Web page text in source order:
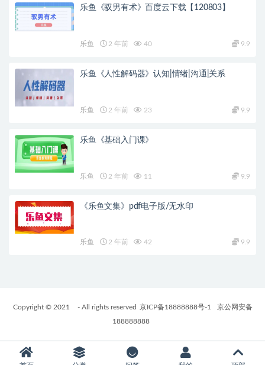
乐鱼《驭男有术》百度云下载【120803】
乐鱼 2 年前 40 9.9
乐鱼《人性解码器》认知|情绪|沟通|关系
乐鱼 2 年前 23 9.9
乐鱼《基础入门课》
乐鱼 2 年前 11 9.9
《乐鱼文集》pdf电子版/无水印
乐鱼 2 年前 42 9.9
Copyright © 2021 - All rights reserved 京ICP备18888888号-1
京公网安备
188888888